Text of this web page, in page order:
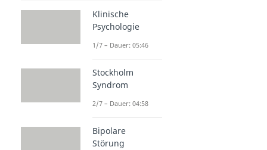
Klinische
Psychologie
1/7 – Dauer: 05:46
Stockholm
Syndrom
2/7 – Dauer: 04:58
Bipolare
Störung